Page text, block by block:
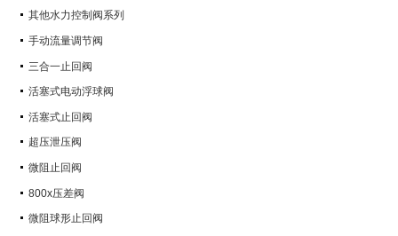
其他水力控制阀系列
手动流量调节阀
三合一止回阀
活塞式电动浮球阀
活塞式止回阀
超压泄压阀
微阻止回阀
800x压差阀
微阻球形止回阀